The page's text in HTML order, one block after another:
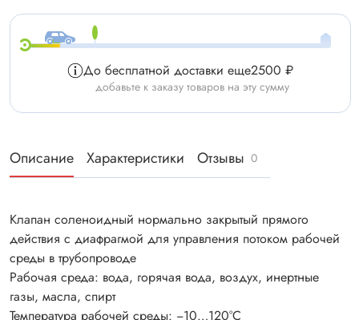
До бесплатной доставки еще2500 ₽
добавьте к заказу товаров на эту сумму
Описание Характеристики Отзывы 0
Клапан соленоидный нормально закрытый прямого
действия с диафрагмой для управления потоком рабочей
среды в трубопроводе
Рабочая среда: вода, горячая вода, воздух, инертные
газы, масла, спирт
Температура рабочей среды: −10…120°С